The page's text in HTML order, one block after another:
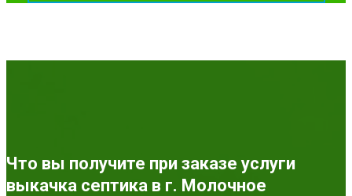
Что вы получите при заказе услуги
выкачка септика в г. Молочное